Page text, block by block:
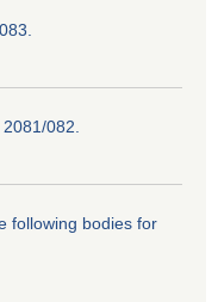
082.
following bodies for